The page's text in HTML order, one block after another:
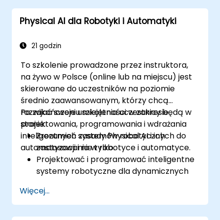
(embeddings), spaCy, Hugging Face oraz
transformery, podsumowanymi praktycznym
Physical AI dla Robotyki i Automatyki
21 godzin
To szkolenie prowadzone przez instruktora,
na żywo w Polsce (online lub na miejscu) jest
skierowane do uczestników na poziomie
średnio zaawansowanym, którzy chcą
rozwijać swoje umiejętności w zakresie
projektowania, programowania i wdrażania
inteligentnych systemów robotycznych do
automatyzacji i nie tylko.
Po zakończeniu szkolenia uczestnicy będą w
stanie:
Zrozumieć zasady Physical AI i ich
zastosowania w robotyce i automatyce.
Projektować i programować inteligentne
systemy robotyczne dla dynamicznych
Implementować modele AI do
autonomicznego podejmowania decyzji w
Więcej...